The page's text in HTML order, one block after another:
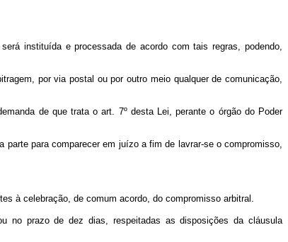
instituída e processada de acordo com tais regras, podendo,
por via postal ou por outro meio qualquer de comunicação,
de que trata o art. 7º desta Lei, perante o órgão do Poder
para comparecer em juízo a fim de lavrar-se o compromisso,
à celebração, de comum acordo, do compromisso arbitral.
no prazo de dez dias, respeitadas as disposições da cláusula